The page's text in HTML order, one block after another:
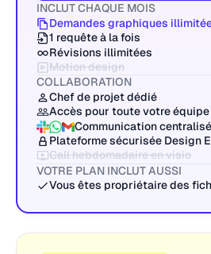
INCLUT CHAQUE MOIS
Demandes graphiques
1 requête à la fois
Révisions illimitées
Motion design
COLLABORATION
Chef de projet dédié
Accès pour toute votre équipe
Communication centralisé
Plateforme sécurisée Design
Call hebdomadaire en visio
VOTRE PLAN INCLUT AUSSI
Vous êtes propriétaire des